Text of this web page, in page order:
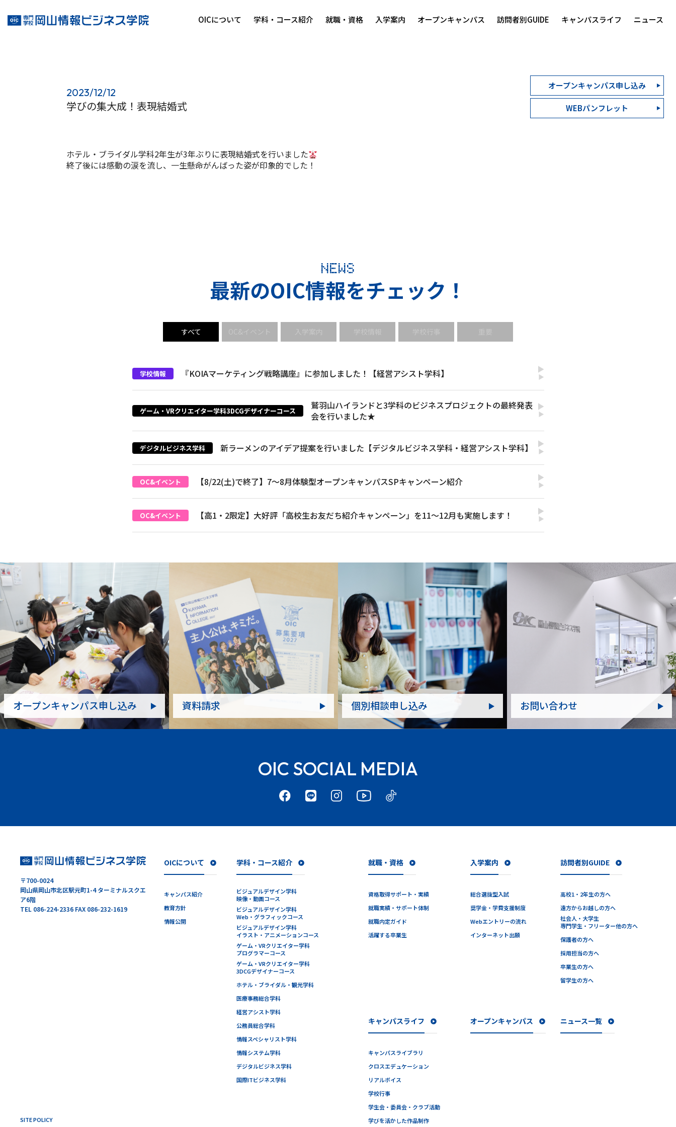
OICについて 学科・コース紹介 就職・資格 入学案内 オープンキャンパス 訪問者別GUIDE キャンパスライフ ニュース
2023/12/12
学びの集大成！表現結婚式
ホテル・ブライダル学科2年生が3年ぶりに表現結婚式を行いました
終了後には感動の涙を流し、一生懸命がんばった姿が印象的でした！
NEWS
最新のOIC情報をチェック！
すべて
学校情報 『KOIAマーケティング戦略講座』に参加しました！【経営アシスト学科】 ▶
ゲーム・VRクリエイター学科3DCGデザイナーコース
鷲羽山ハイランドと3学科のビジネスプロジェクトの最終発表
会を行いました★
▶
デジタルビジネス学科 新ラーメンのアイデア提案を行いました【デジタルビジネス学科・経営アシスト学科】 ▶
OC&イベント 【8/22(土)で終了】7～8月体験型オープンキャンパスSPキャンペーン紹介 ▶
OC&イベント 【高1・2限定】大好評「高校生お友だち紹介キャンペーン」を11～12月も実施します！ ▶
オープンキャンパス申し込み 資料請求 個別相談申し込み お問い合わせ
OIC SOCIAL MEDIA
オープンキャンパス申し込み
WEBパンフレット
〒700-0024
岡山県岡山市北区駅元町1-4 ターミナルスクエ
ア6階
TEL 086-224-2336 FAX 086-232-1619
SITE POLICY
OICについて
キャンパス紹介
教育方針
情報公開
学科・コース紹介
ビジュアルデザイン学科
映像・動画コース
ビジュアルデザイン学科
Web・グラフィックコース
ビジュアルデザイン学科
イラスト・アニメーションコース
ゲーム・VRクリエイター学科
プログラマーコース
ゲーム・VRクリエイター学科
3DCGデザイナーコース
ホテル・ブライダル・観光学科
医療事務総合学科
経営アシスト学科
公務員総合学科
情報スペシャリスト学科
情報システム学科
デジタルビジネス学科
国際ITビジネス学科
就職・資格
資格取得サポート・実績
就職実績・サポート体制
就職内定ガイド
活躍する卒業生
入学案内
総合選抜型入試
奨学金・学費支援制度
Webエントリーの流れ
インターネット出願
訪問者別GUIDE
高校1・2年生の方へ
遠方からお越しの方へ
社会人・大学生
専門学生・フリーター他の方へ
保護者の方へ
採用担当の方へ
卒業生の方へ
留学生の方へ
キャンパスライフ
キャンパスライブラリ
クロスエデュケーション
リアルボイス
学校行事
学生会・委員会・クラブ活動
学びを活かした作品制作
オープンキャンパス ニュース一覧